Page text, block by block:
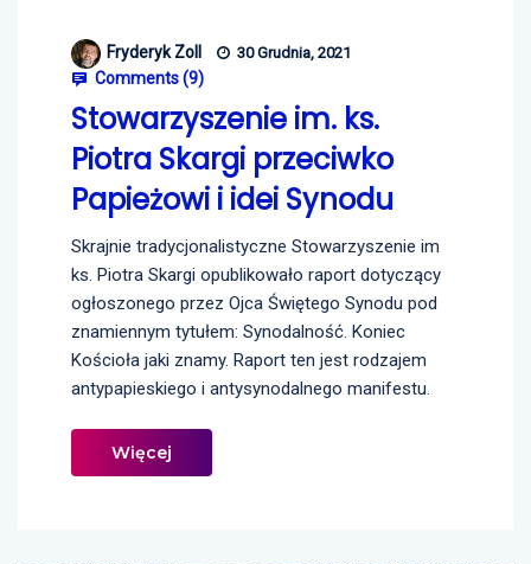
Fryderyk Zoll 30 Grudnia, 2021
Comments (9)
Stowarzyszenie im. ks.
Piotra Skargi przeciwko
Papieżowi i idei Synodu
Skrajnie tradycjonalistyczne Stowarzyszenie im
ks. Piotra Skargi opublikowało raport dotyczący
ogłoszonego przez Ojca Świętego Synodu pod
znamiennym tytułem: Synodalność. Koniec
Kościoła jaki znamy. Raport ten jest rodzajem
antypapieskiego i antysynodalnego manifestu.
Więcej